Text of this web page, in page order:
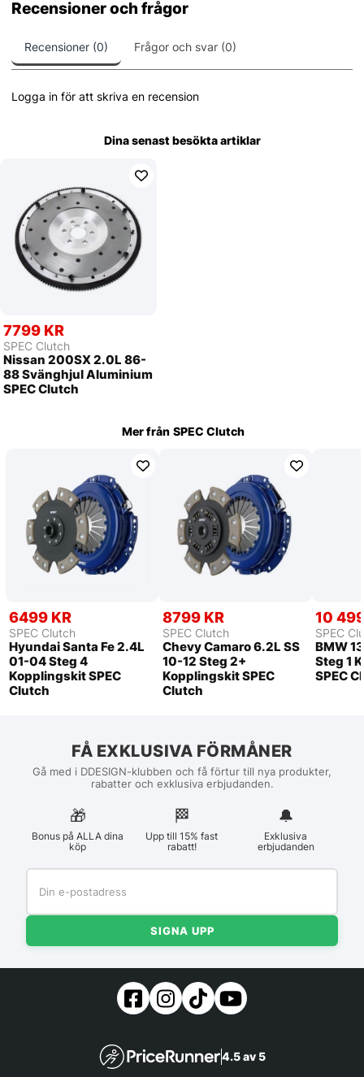
Recensioner och frågor
Recensioner (0) Frågor och svar (0)
Logga in för att skriva en recension
Dina senast besökta artiklar
7799 KR
SPEC Clutch
Nissan 200SX 2.0L 86-
88 Svänghjul Aluminium
SPEC Clutch
Mer från SPEC Clutch
6499 KR
SPEC Clutch
Hyundai Santa Fe 2.4L
01-04 Steg 4
Kopplingskit SPEC
Clutch
8799 KR
SPEC Clutch
Chevy Camaro 6.2L SS
10-12 Steg 2+
Kopplingskit SPEC
Clutch
10
SPEC
BMW
Steg 1
SPEC
FÅ EXKLUSIVA FÖRMÅNER
Gå med i DDESIGN-klubben och få förtur till nya produkter,
rabatter och exklusiva erbjudanden.
🎁
Bonus på ALLA dina
köp
🏁︎
Upp till 15% fast
rabatt!
🔔
Exklusiva
erbjudanden
SIGNA UPP
4.5 av 5